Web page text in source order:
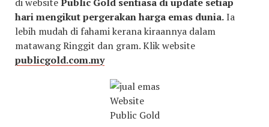
hari mengikut pergerakan harga emas dunia.Ia
lebih mudah di fahami kerana kiraannya dalam
matawang Ringgit dan gram. Klik website
publicgold.com.my
Website
Public Gold